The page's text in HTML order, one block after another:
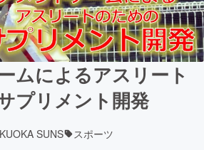
ムによるアスリート
プリメント開発
SUNS スポーツ